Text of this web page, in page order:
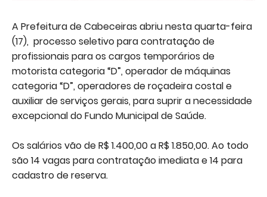
A Prefeitura de Cabeceiras abriu nesta quarta-feira
(17), processo seletivo para contratação de
profissionais para os cargos temporários de
motorista categoria “D”, operador de máquinas
categoria “D”, operadores de roçadeira costal e
auxiliar de serviços gerais, para suprir a necessidade
excepcional do Fundo Municipal de Saúde.
Os salários vão de R$ 1.400,00 a R$ 1.850,00. Ao todo
são 14 vagas para contratação imediata e 14 para
cadastro de reserva.